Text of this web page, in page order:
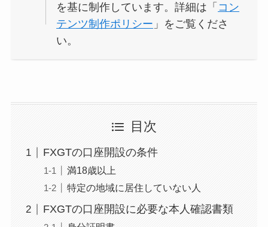
を基に制作しています。詳細は「 コン
テンツ制作ポリシー 」をご覧くださ
い。
目次
FXGTの口座開設の条件
満18歳以上
特定の地域に居住していない人
FXGTの口座開設に必要な本人確認書類